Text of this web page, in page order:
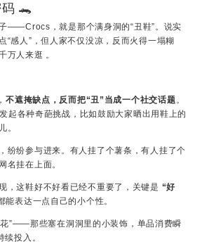
🐊
——Crocs，就是那个满身洞的“丑鞋”。说实
“感人”，但人家不仅没凉，反而火得一塌糊
万人来逛 。
不遮掩缺点，反而把“丑”当成一个社交话题。
起各种奇葩挑战，比如鼓励大家晒出用鞋上的
。
纷纷参与进来。有人挂了个薯条，有人挂了个
名挂在上面。
，这鞋好不好看已经不重要了，关键是 “好
能表达一点自己的小个性。
”——那些塞在洞洞里的小装饰，单品消费瞬
续投入。